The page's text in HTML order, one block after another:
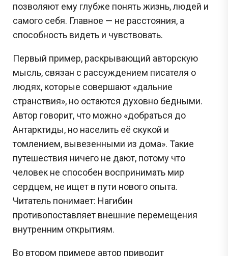
позволяют ему глубже понять жизнь, людей и
самого себя. Главное — не расстояния, а
способность видеть и чувствовать.
Первый пример, раскрывающий авторскую
мысль, связан с рассуждением писателя о
людях, которые совершают «дальние
странствия», но остаются духовно бедными.
Автор говорит, что можно «добраться до
Антарктиды, но населить её скукой и
томлением, вывезенными из дома». Такие
путешествия ничего не дают, потому что
человек не способен воспринимать мир
сердцем, не ищет в пути нового опыта.
Читатель понимает: Нагибин
противопоставляет внешние перемещения
внутренним открытиям.
Во втором примере автор приводит